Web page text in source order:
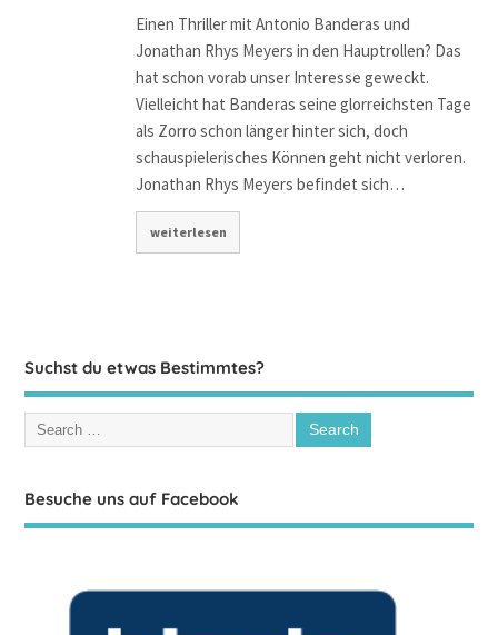
Einen Thriller mit Antonio Banderas und
Jonathan Rhys Meyers in den Hauptrollen? Das
hat schon vorab unser Interesse geweckt.
Vielleicht hat Banderas seine glorreichsten Tage
als Zorro schon länger hinter sich, doch
schauspielerisches Können geht nicht verloren.
Jonathan Rhys Meyers befindet sich…
weiterlesen
Suchst du etwas Bestimmtes?
Besuche uns auf Facebook